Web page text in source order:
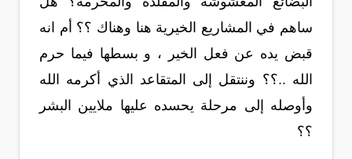
ساهم في المشاريع الخيرية هنا وهناك ؟؟ أم انه
قبض يده عن فعل الخير ، و بسطها فيما حرم
الله ..؟؟ وننتقل إلى المتقاعد الذي أكرمه الله
وأوصله إلى مرحلة يحسده عليها ملايين البشر
؟؟